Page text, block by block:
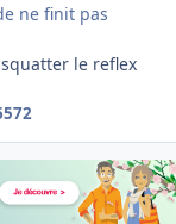
ne finit pas
le reflex